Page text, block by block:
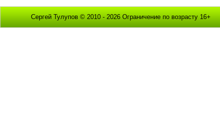
Сергей Тулупов © 2010 - 2026 Ограничение по возрасту 16+